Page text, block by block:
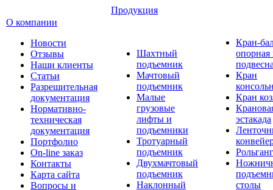
О компании
Новости
Отзывы
Наши клиенты
Статьи
Разрешительная
документация
Нормативно-
техническая
документация
Портфолио
On-line заказ
Контакты
Карта сайта
Вопросы и
Продукция
Шахтный
подъемник
Мачтовый
подъемник
Малые
грузовые
лифты и
подъемники
Тротуарный
подъемник
Двухмачтовый
подъемник
Наклонный
Кран-
опорная
Кран
Кран
эстакада
столы